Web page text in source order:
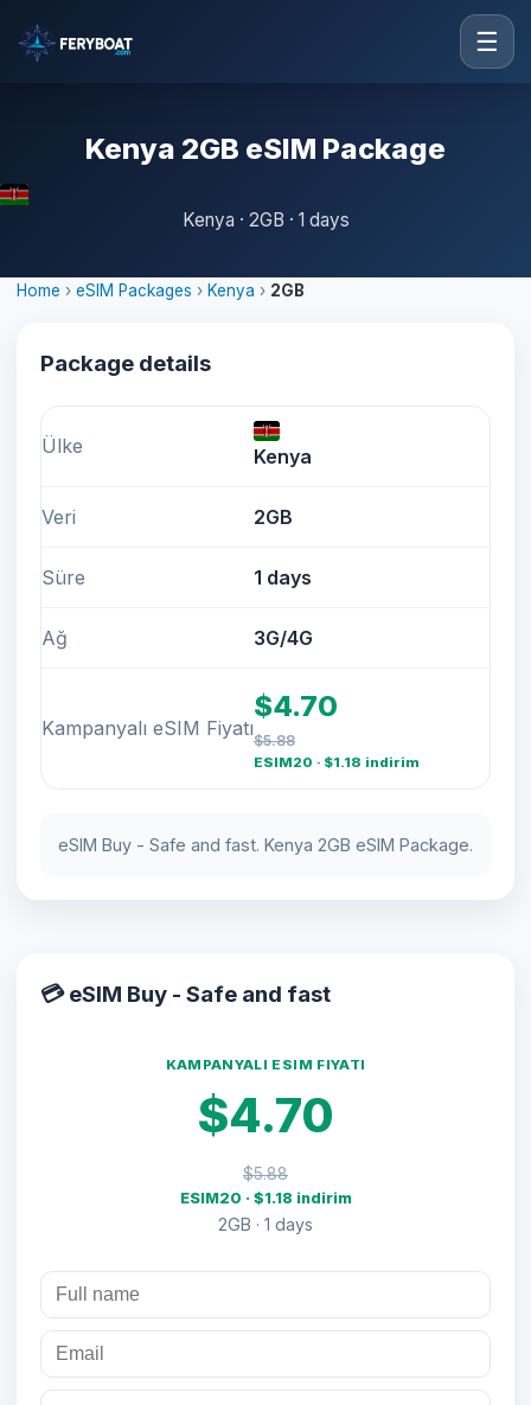
☰
Kenya 2GB eSIM Package
Kenya · 2GB · 1 days
Home › eSIM Packages › Kenya › 2GB
Package details
Ülke Kenya
Veri 2GB
Süre 1 days
Ağ 3G/4G
Kampanyalı eSIM Fiyatı
$4.70
$5.88
ESIM20 · $1.18 indirim
eSIM Buy - Safe and fast. Kenya 2GB eSIM Package.
💳 eSIM Buy - Safe and fast
KAMPANYALI ESIM FIYATI
$4.70
$5.88
ESIM20 · $1.18 indirim
2GB · 1 days